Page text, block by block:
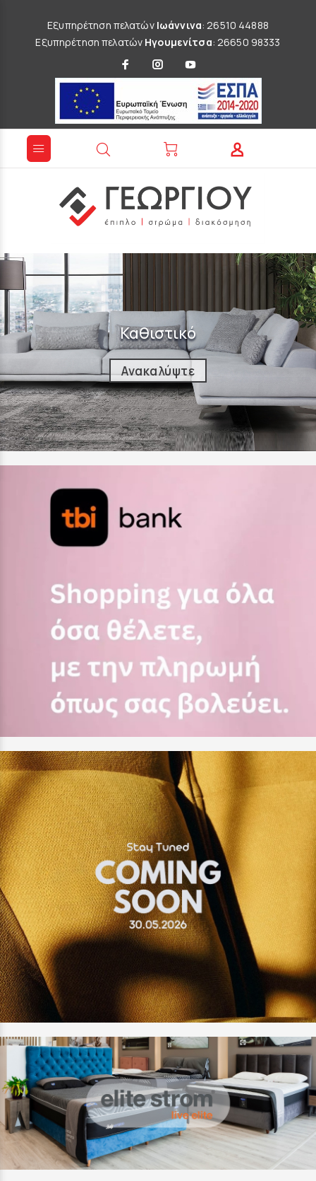
Εξυπηρέτηση πελατών Ιωάννινα: 26510 44888
Εξυπηρέτηση πελατών Ηγουμενίτσα: 26650 98333
Καθιστικό
Ανακαλύψτε